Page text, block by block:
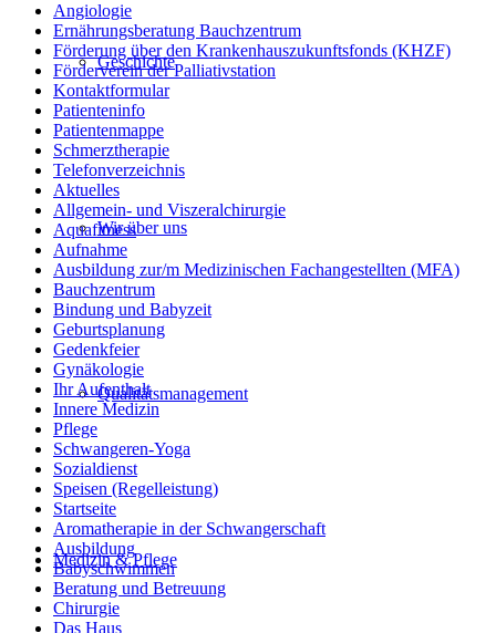
Geschichte
Wir über uns
Qualitätsmanagement
Medizin & Pflege
Angiologie
Ernährungsberatung Bauchzentrum
Förderung über den Krankenhauszukunftsfonds (KHZF)
Förderverein der Palliativstation
Kontaktformular
Patienteninfo
Patientenmappe
Schmerztherapie
Telefonverzeichnis
Aktuelles
Allgemein- und Viszeralchirurgie
Aquafitness
Aufnahme
Ausbildung zur/m Medizinischen Fachangestellten (MFA)
Bauchzentrum
Bindung und Babyzeit
Geburtsplanung
Gedenkfeier
Gynäkologie
Ihr Aufenthalt
Innere Medizin
Pflege
Schwangeren-Yoga
Sozialdienst
Speisen (Regelleistung)
Startseite
Aromatherapie in der Schwangerschaft
Ausbildung
Babyschwimmen
Beratung und Betreuung
Chirurgie
Das Haus